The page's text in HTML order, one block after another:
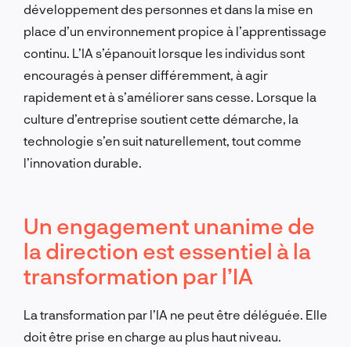
développement des personnes et dans la mise en
place d’un environnement propice à l’apprentissage
continu. L’IA s’épanouit lorsque les individus sont
encouragés à penser différemment, à agir
rapidement et à s’améliorer sans cesse. Lorsque la
culture d’entreprise soutient cette démarche, la
technologie s’en suit naturellement, tout comme
l’innovation durable.
Un engagement unanime de
la direction est essentiel à la
transformation par l’IA
La transformation par l’IA ne peut être déléguée. Elle
doit être prise en charge au plus haut niveau.